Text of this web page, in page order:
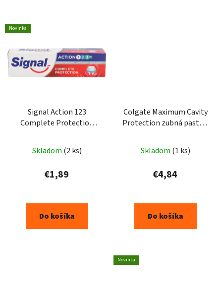
Novinka
Signal Action 123
Complete Protection
Skladom (2 ks)
€1,89
Do košíka
Colgate Maximum Cavity
Protection zubná pasta s
Skladom (1 ks)
€4,84
Do košíka
Novinka